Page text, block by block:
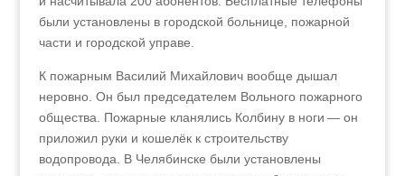
были установлены в городской больнице, пожарной
части и городской управе.
К пожарным Василий Михайлович вообще дышал
неровно. Он был председателем Вольного пожарного
общества. Пожарные кланялись Колбину в ноги —он
приложил руки и кошелёк к строительству
водопровода. В Челябинске были установлены